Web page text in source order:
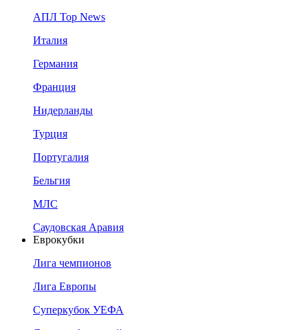
АПЛ Top News
Италия
Германия
Франция
Нидерланды
Турция
Португалия
Бельгия
МЛС
Саудовская Аравия
Еврокубки
Лига чемпионов
Лига Европы
Суперкубок УЕФА